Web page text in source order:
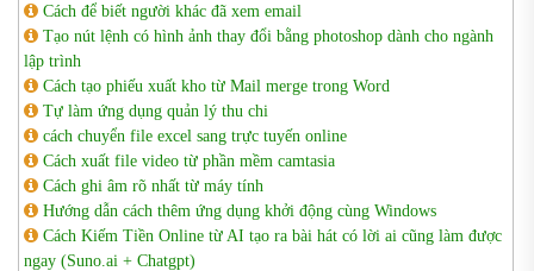
Cách để biết người khác đã xem email
Tạo nút lệnh có hình ảnh thay đổi bằng photoshop dành cho ngành
lập trình
Cách tạo phiếu xuất kho từ Mail merge trong Word
Tự làm ứng dụng quản lý thu chi
cách chuyển file excel sang trực tuyến online
Cách xuất file video từ phần mềm camtasia
Cách ghi âm rõ nhất từ máy tính
Hướng dẫn cách thêm ứng dụng khởi động cùng Windows
Cách Kiếm Tiền Online từ AI tạo ra bài hát có lời ai cũng làm được
ngay (Suno.ai + Chatgpt)